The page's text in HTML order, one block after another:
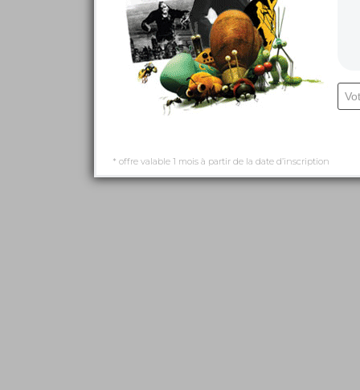
* offre valable 1 mois à partir de la date d’inscription